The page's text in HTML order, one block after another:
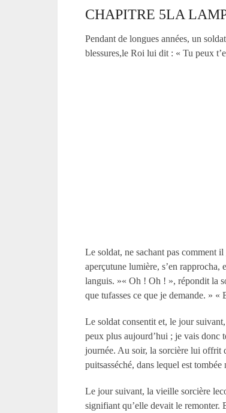
CHAPITRE 5LA
Pendant de longues années, un
blessures,le Roi lui dit : « Tu peux
Le soldat, ne sachant pas comment
aperçutune lumière, s’en
languis. »« Oh ! Oh ! », répondit la
que tufasses ce que je demande. »
Le soldat consentit et, le jour
peux plus aujourd’hui ; je vais donc
journée. Au soir, la sorcière lui offrit
puitsasséché, dans lequel est
Le jour suivant, la vieille sorcière
signifiant qu’elle devait le remonter.